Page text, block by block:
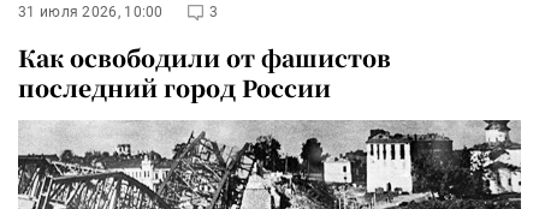
31 июля 2026, 10:00 3
Как освободили от фашистов
последний город России